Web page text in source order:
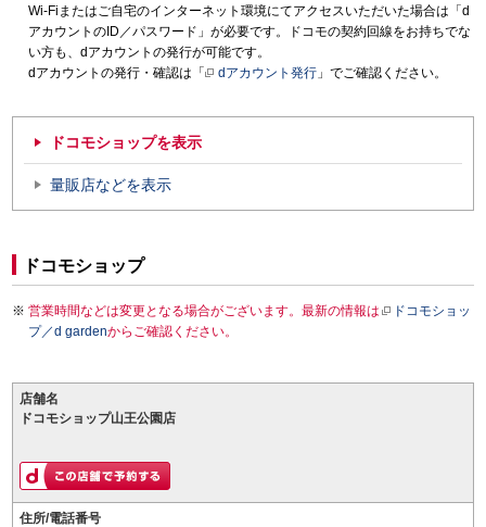
Wi-Fiまたはご自宅のインターネット環境にてアクセスいただいた場合は「d
アカウントのID／パスワード」が必要です。ドコモの契約回線をお持ちでな
い方も、dアカウントの発行が可能です。
dアカウントの発行・確認は「
dアカウント発行 」でご確認ください。
ドコモショップを表示
量販店などを表示
ドコモショップ
営業時間などは変更となる場合がございます。最新の情報は
ドコモショッ
プ／d gardenからご確認ください。
店舗名
ドコモショップ山王公園店
住所/電話番号